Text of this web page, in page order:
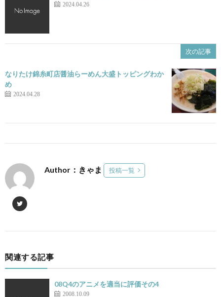
2024.04.26
次の記事
なりたけ錦糸町店醤油らーめん大盛トッピングわか
め
2024.04.28
Author：きゃま 投稿一覧
関連する記事
08Q4のアニメを適当に評価その4
2008.10.09